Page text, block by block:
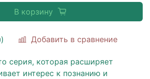
Добавить в сравнение
В корзину
серия, которая расширяет
интерес к познанию и